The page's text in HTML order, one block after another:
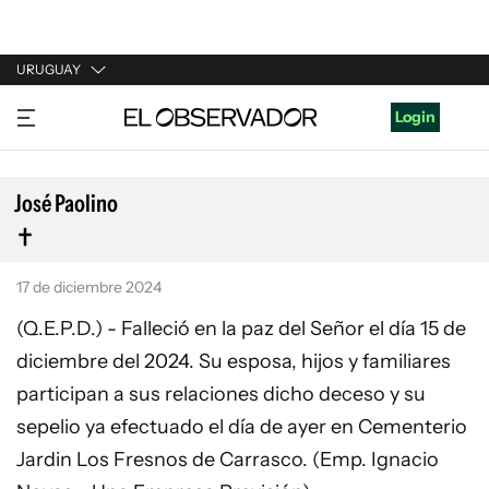
URUGUAY
URUGUAY
ARGENTINA
ESPAÑA
ESTADOS UNIDOS
Login
José Paolino
17 de diciembre 2024
(Q.E.P.D.) - Falleció en la paz del Señor el día 15 de
diciembre del 2024. Su esposa, hijos y familiares
participan a sus relaciones dicho deceso y su
sepelio ya efectuado el día de ayer en Cementerio
Jardin Los Fresnos de Carrasco. (Emp. Ignacio